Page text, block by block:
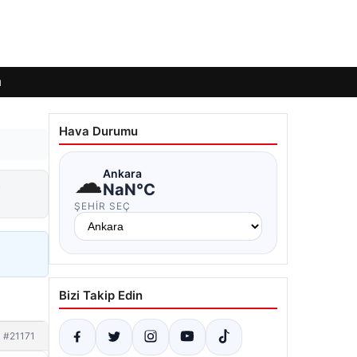
#21171
Hava Durumu
☁Ankara
NaN°C
ŞEHIR SEÇ
Bizi Takip Edin